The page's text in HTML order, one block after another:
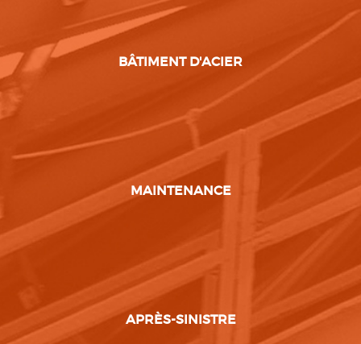
BÂTIMENT D'ACIER
MAINTENANCE
APRÈS-SINISTRE